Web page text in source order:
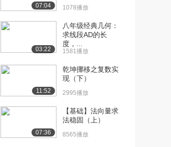
除法（1...
[15] [上册]1.4 有理数的乘
除法（2...
1.9万播放
[16] [上册]1.5 有理数的乘
方（1）
2.0万播放
[17] [上册]1.5 有理数的乘
07:04 1078播放
03:22
八年级经典几何：
求线段AD的长
度，...
1581播放
11:52
乾坤挪移之复数实
现（下）
2995播放
07:36
【基础】法向量求
法稳固（上）
8565播放